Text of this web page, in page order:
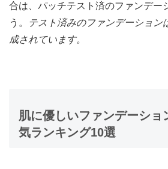
合は、パッチテスト済のファンデー
う。
テスト済みのファンデーション
成されています。
肌に優しいファンデーショ
気ランキング10選